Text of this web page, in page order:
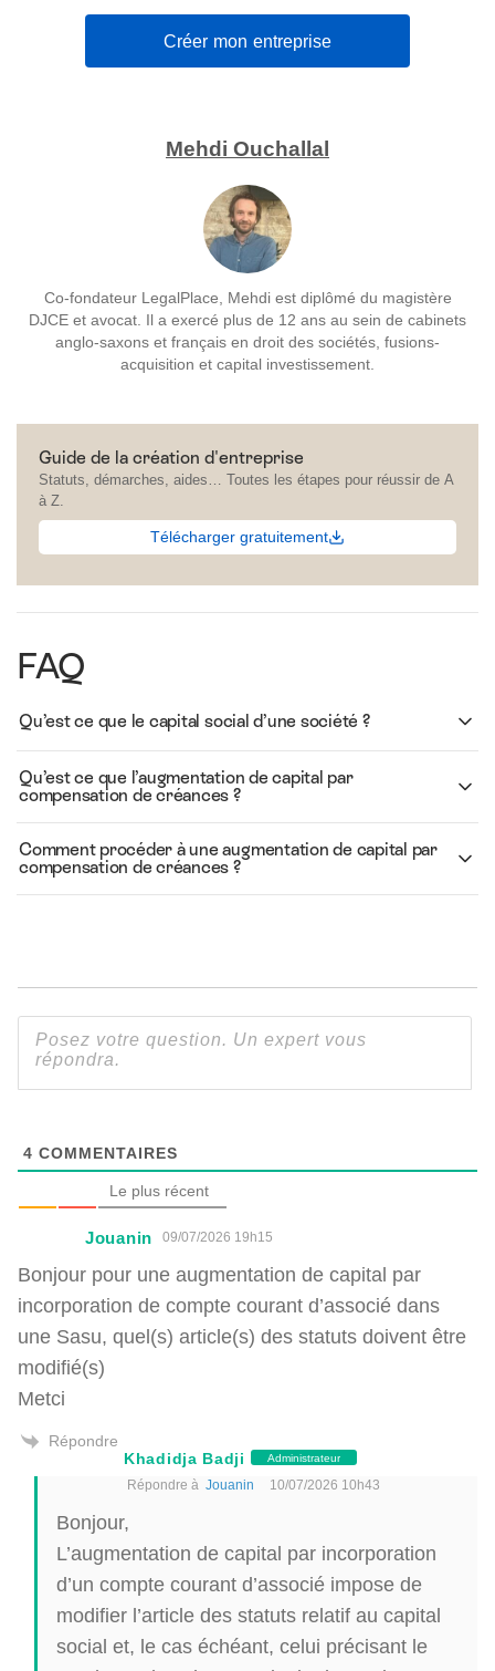
Créer mon entreprise
Mehdi Ouchallal
Co-fondateur LegalPlace, Mehdi est diplômé du magistère
DJCE et avocat. Il a exercé plus de 12 ans au sein de cabinets
anglo-saxons et français en droit des sociétés, fusions-
acquisition et capital investissement.
Guide de la création d'entreprise
Statuts, démarches, aides… Toutes les étapes pour réussir de A
à Z.
Télécharger gratuitement
FAQ
Qu’est ce que le capital social d’une société ?
Qu’est ce que l’augmentation de capital par
compensation de créances ?
Comment procéder à une augmentation de capital par
compensation de créances ?
4 COMMENTAIRES
Le plus récent
Jouanin 09/07/2026 19h15
Bonjour pour une augmentation de capital par
incorporation de compte courant d’associé dans
une Sasu, quel(s) article(s) des statuts doivent être
modifié(s)
Metci
Répondre
Khadidja Badji
Administrateur
Répondre à Jouanin 10/07/2026 10h43
Bonjour,
L’augmentation de capital par incorporation
d’un compte courant d’associé impose de
modifier l’article des statuts relatif au capital
social et, le cas échéant, celui précisant le